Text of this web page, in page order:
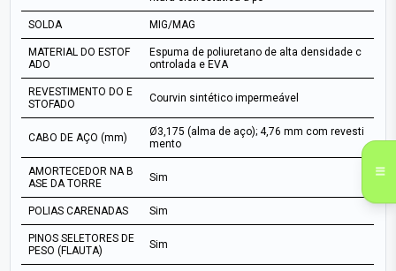
SOLDA MIG/MAG
MATERIAL DO ESTOF
ADO
Espuma de poliuretano de alta densidade c
ontrolada e EVA
REVESTIMENTO DO E
STOFADO
Courvin sintético impermeável
CABO DE AÇO (mm)
Ø3,175 (alma de aço); 4,76 mm com revesti
mento
AMORTECEDOR NA B
ASE DA TORRE
Sim
POLIAS CARENADAS Sim
PINOS SELETORES DE
PESO (FLAUTA)
Sim